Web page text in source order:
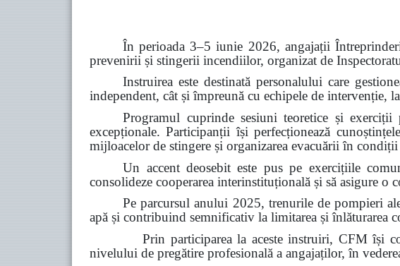
În perioada 3–5 iunie 2026, angajații
prevenirii și stingerii incendiilor, organizat de
Instruirea este destinată personalului care
independent, cât și împreună cu echipele de intervenție,
Programul cuprinde sesiuni teoretice și
excepționale. Participanții își perfecționează
mijloacelor de stingere și organizarea evacuării în condiții
Un accent deosebit este pus pe exercițiile
consolideze cooperarea interinstituțională și să asigure
Pe parcursul anului 2025, trenurile de pompieri
apă și contribuind semnificativ la limitarea și înlăturarea
Prin participarea la aceste instruiri, CFM își
nivelului de pregătire profesională a angajaților, în